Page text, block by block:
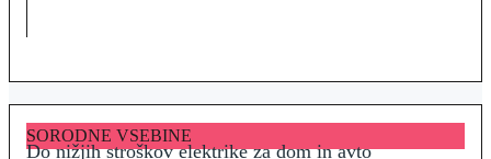
SORODNE VSEBINE
Do nižjih stroškov elektrike za dom in avto